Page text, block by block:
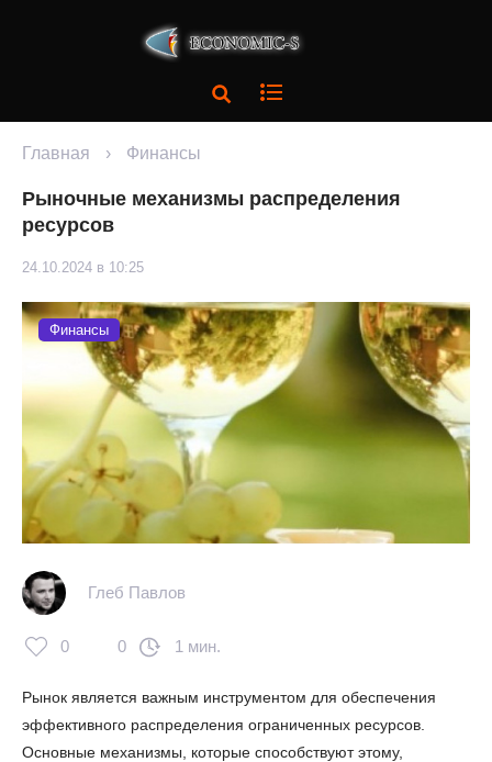
Главная › Финансы
Рыночные механизмы распределения
ресурсов
24.10.2024 в 10:25
Финансы
Глеб Павлов
0 0 1 мин.
Рынок является важным инструментом для обеспечения
эффективного распределения ограниченных ресурсов.
Основные механизмы, которые способствуют этому,